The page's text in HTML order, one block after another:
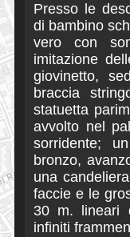
Presso le
di bambino
vero con
imitazione
giovinetto,
braccia
statuetta
avvolto nel
sorridente;
bronzo,
una
faccie e le
30 m. lineari
infiniti